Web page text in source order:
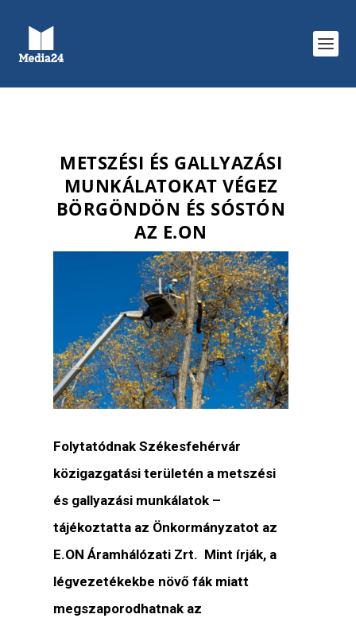
METSZÉSI ÉS GALLYAZÁSI
MUNKÁLATOKAT VÉGEZ
BÖRGÖNDÖN ÉS SÓSTÓN
AZ E.ON
Folytatódnak Székesfehérvár
közigazgatási területén a metszési
és gallyazási munkálatok –
tájékoztatta az Önkormányzatot az
E.ON Áramhálózati Zrt. Mint írják, a
légvezetékekbe növő fák miatt
megszaporodhatnak az